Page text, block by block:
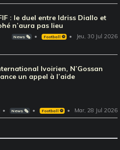
: le duel entre Idriss Diallo et
n’aura pas lieu
News 🗞️ Football ⚽️ Jeu, 30 Jul 2026
Ivoirien, N’Gossan
un appel à l’aide
News 🗞️ Football ⚽️ Mar, 28 Jul 2026